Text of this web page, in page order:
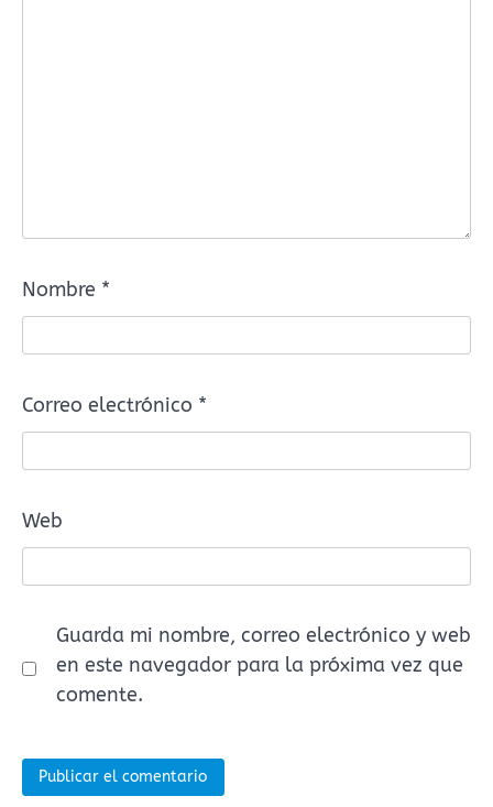
Nombre *
Correo electrónico *
Web
Guarda mi nombre, correo electrónico y web
en este navegador para la próxima vez que
comente.